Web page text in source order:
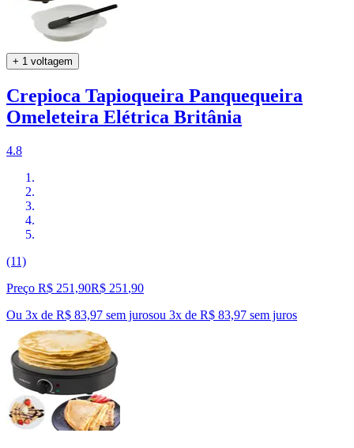
+ 1 voltagem
Crepioca Tapioqueira Panquequeira
Omeleteira Elétrica Britânia
4.8
(11)
Preço R$ 251,90R$ 251 ,90
Ou 3x de R$ 83,97 sem jurosou 3x de R$ 83,97 sem juros